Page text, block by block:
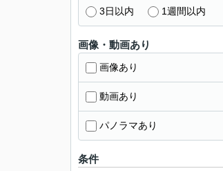
3日以内 1週間以内
画像・動画あり
画像あり
動画あり
パノラマあり
条件